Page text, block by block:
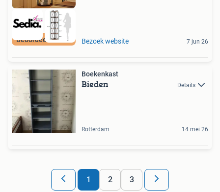
Beoordeeld met 9+ Bezoek website 7 jun 26
Boekenkast
Bieden Details
Rotterdam 14 mei 26
1 2 3